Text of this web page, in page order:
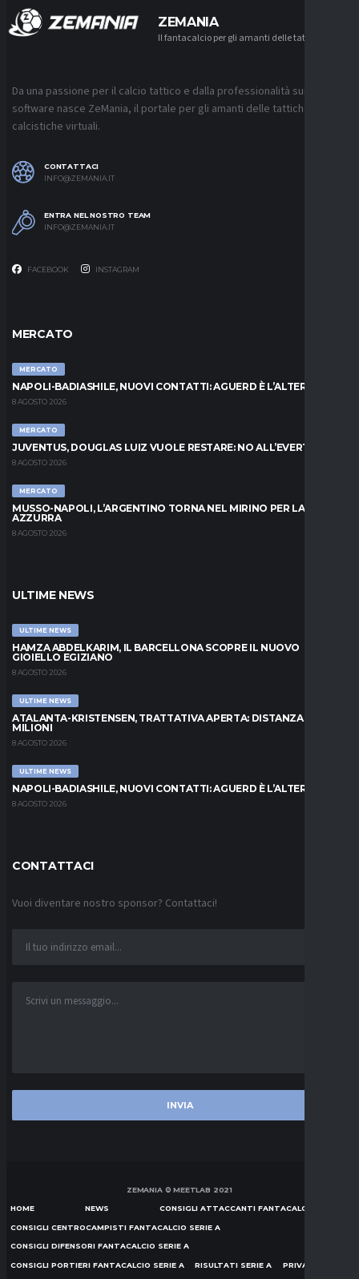
ZEMANIA
Il fantacalcio per gli amanti delle tattiche
Da una passione per il calcio tattico e dalla professionalità sui
software nasce ZeMania, il portale per gli amanti delle tattiche
calcistiche virtuali.
CONTATTACI
INFO@ZEMANIA.IT
ENTRA NEL NOSTRO TEAM
INFO@ZEMANIA.IT
FACEBOOK INSTAGRAM
MERCATO
MERCATO
NAPOLI-BADIASHILE, NUOVI CONTATTI: AGUERD È L’ALTERNATIVA
8 AGOSTO 2026
MERCATO
JUVENTUS, DOUGLAS LUIZ VUOLE RESTARE: NO ALL’EVERTON
8 AGOSTO 2026
MERCATO
MUSSO-NAPOLI, L’ARGENTINO TORNA NEL MIRINO PER LA PORTA
AZZURRA
8 AGOSTO 2026
ULTIME NEWS
ULTIME NEWS
HAMZA ABDELKARIM, IL BARCELLONA SCOPRE IL NUOVO
GIOIELLO EGIZIANO
8 AGOSTO 2026
ULTIME NEWS
ATALANTA-KRISTENSEN, TRATTATIVA APERTA: DISTANZA DI 5
MILIONI
8 AGOSTO 2026
ULTIME NEWS
NAPOLI-BADIASHILE, NUOVI CONTATTI: AGUERD È L’ALTERNATIVA
8 AGOSTO 2026
CONTATTACI
Vuoi diventare nostro sponsor? Contattaci!
ZEMANIA © MEETLAB 2021
HOME NEWS CONSIGLI ATTACCANTI FANTACALCIO SERIE A
CONSIGLI CENTROCAMPISTI FANTACALCIO SERIE A
CONSIGLI DIFENSORI FANTACALCIO SERIE A
CONSIGLI PORTIERI FANTACALCIO SERIE A RISULTATI SERIE A PRIVACY POLICY